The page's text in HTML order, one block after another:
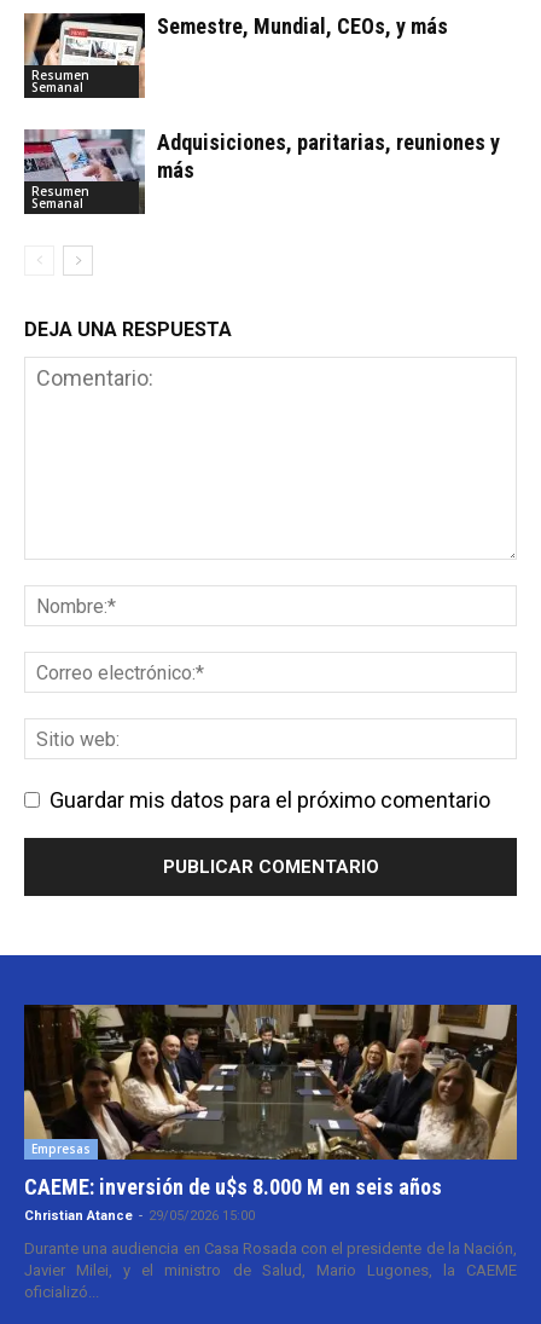
Resumen
Semanal
Semestre, Mundial, CEOs, y más
Resumen
Semanal
Adquisiciones, paritarias, reuniones y
más
DEJA UNA RESPUESTA
Guardar mis datos para el próximo comentario
Empresas
CAEME: inversión de u$s 8.000 M en seis años
Christian Atance - 29/05/2026 15:00
Durante una audiencia en Casa Rosada con el presidente de la Nación,
Javier Milei, y el ministro de Salud, Mario Lugones, la CAEME
oficializó...